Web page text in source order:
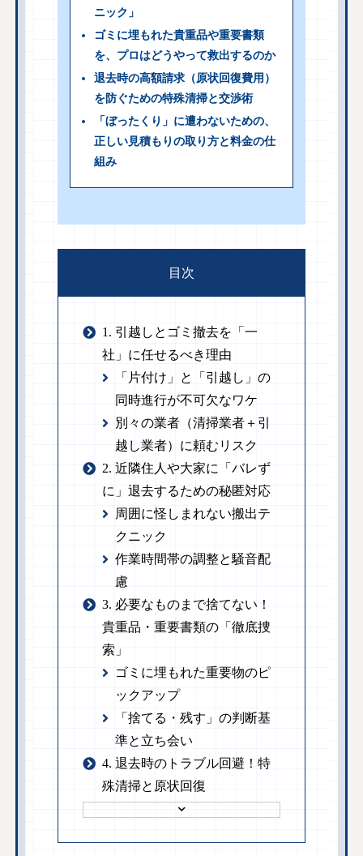
ニック」
ゴミに埋もれた貴重品や重要書類
を、プロはどうやって救出するのか
退去時の高額請求（原状回復費用）
を防ぐための特殊清掃と交渉術
「ぼったくり」に遭わないための、
正しい見積もりの取り方と料金の仕
組み
目次
1. 引越しとゴミ撤去を「一
社」に任せるべき理由
「片付け」と「引越し」の
同時進行が不可欠なワケ
別々の業者（清掃業者＋引
越し業者）に頼むリスク
2. 近隣住人や大家に「バレず
に」退去するための秘匿対応
周囲に怪しまれない搬出テ
クニック
作業時間帯の調整と騒音配
慮
3. 必要なものまで捨てない！
貴重品・重要書類の「徹底捜
索」
ゴミに埋もれた重要物のピ
ックアップ
「捨てる・残す」の判断基
準と立ち会い
4. 退去時のトラブル回避！特
殊清掃と原状回復